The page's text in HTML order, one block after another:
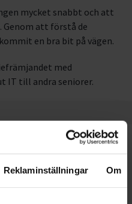
Reklaminställningar Om
mycket snabbt och att
Genom att förstå de
en bra bit på vägen.
med
IT till andra seniorer.